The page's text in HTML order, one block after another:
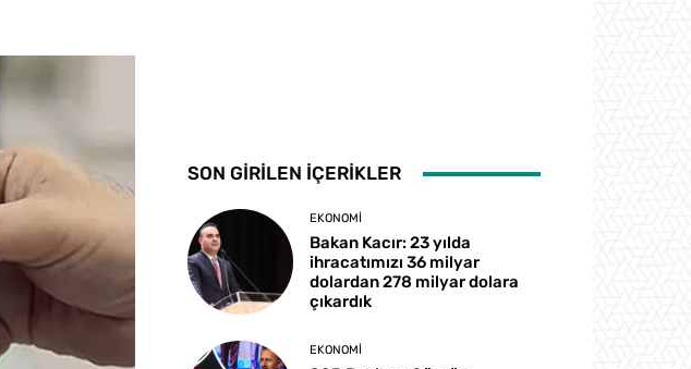
SON GİRİLEN İÇERİKLER
EKONOMI
Bakan Kacır: 23 yılda
ihracatımızı 36 milyar
dolardan 278 milyar dolara
çıkardık
EKONOMI